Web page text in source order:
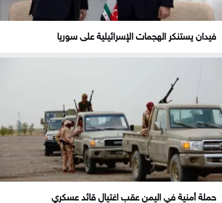
فيدان يستنكر الهجمات الإسرائيلية على سوريا
حملة أمنية في اليمن عقب اغتيال قائد عسكري